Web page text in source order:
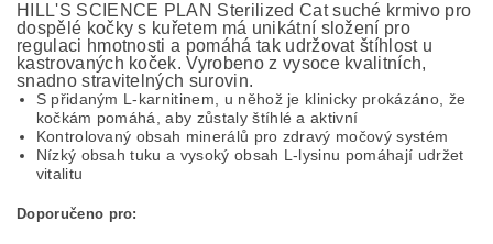
HILL'S SCIENCE PLAN Sterilized Cat suché krmivo pro
dospělé kočky s kuřetem má unikátní složení pro
regulaci hmotnosti a pomáhá tak udržovat štíhlost u
kastrovaných koček. Vyrobeno z vysoce kvalitních,
snadno stravitelných surovin.
S přidaným L-karnitinem, u něhož je klinicky prokázáno, že
kočkám pomáhá, aby zůstaly štíhlé a aktivní
Kontrolovaný obsah minerálů pro zdravý močový systém
Nízký obsah tuku a vysoký obsah L-lysinu pomáhají udržet
vitalitu
Doporučeno pro: